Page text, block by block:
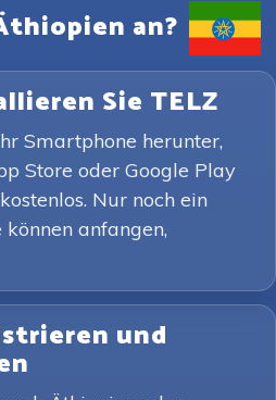
an?
Sie TELZ
Smartphone herunter,
Store oder Google Play
Nur noch ein
anfangen,
und